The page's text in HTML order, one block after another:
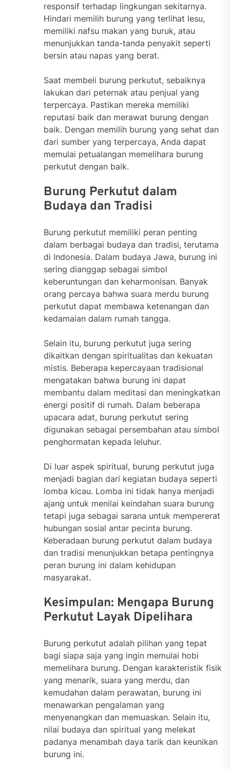
responsif terhadap lingkungan sekitarnya.
Hindari memilih burung yang terlihat lesu,
memiliki nafsu makan yang buruk, atau
menunjukkan tanda-tanda penyakit seperti
bersin atau napas yang berat.
Saat membeli burung perkutut, sebaiknya
lakukan dari peternak atau penjual yang
terpercaya. Pastikan mereka memiliki
reputasi baik dan merawat burung dengan
baik. Dengan memilih burung yang sehat dan
dari sumber yang terpercaya, Anda dapat
memulai petualangan memelihara burung
perkutut dengan baik.
Burung Perkutut dalam
Budaya dan Tradisi
Burung perkutut memiliki peran penting
dalam berbagai budaya dan tradisi, terutama
di Indonesia. Dalam budaya Jawa, burung ini
sering dianggap sebagai simbol
keberuntungan dan keharmonisan. Banyak
orang percaya bahwa suara merdu burung
perkutut dapat membawa ketenangan dan
kedamaian dalam rumah tangga.
Selain itu, burung perkutut juga sering
dikaitkan dengan spiritualitas dan kekuatan
mistis. Beberapa kepercayaan tradisional
mengatakan bahwa burung ini dapat
membantu dalam meditasi dan meningkatkan
energi positif di rumah. Dalam beberapa
upacara adat, burung perkutut sering
digunakan sebagai persembahan atau simbol
penghormatan kepada leluhur.
Di luar aspek spiritual, burung perkutut juga
menjadi bagian dari kegiatan budaya seperti
lomba kicau. Lomba ini tidak hanya menjadi
ajang untuk menilai keindahan suara burung
tetapi juga sebagai sarana untuk mempererat
hubungan sosial antar pecinta burung.
Keberadaan burung perkutut dalam budaya
dan tradisi menunjukkan betapa pentingnya
peran burung ini dalam kehidupan
masyarakat.
Kesimpulan: Mengapa Burung
Perkutut Layak Dipelihara
Burung perkutut adalah pilihan yang tepat
bagi siapa saja yang ingin memulai hobi
memelihara burung. Dengan karakteristik fisik
yang menarik, suara yang merdu, dan
kemudahan dalam perawatan, burung ini
menawarkan pengalaman yang
menyenangkan dan memuaskan. Selain itu,
nilai budaya dan spiritual yang melekat
padanya menambah daya tarik dan keunikan
burung ini.